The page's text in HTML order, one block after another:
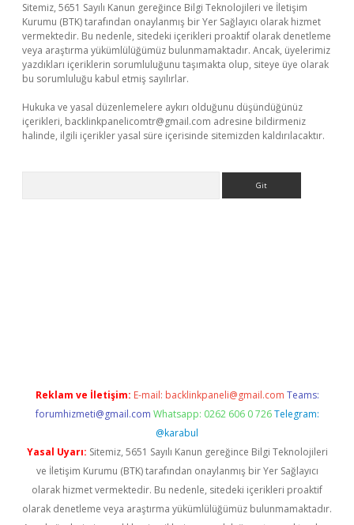
Sitemiz, 5651 Sayılı Kanun gereğince Bilgi Teknolojileri ve İletişim
Kurumu (BTK) tarafından onaylanmış bir Yer Sağlayıcı olarak hizmet
vermektedir. Bu nedenle, sitedeki içerikleri proaktif olarak denetleme
veya araştırma yükümlülüğümüz bulunmamaktadır. Ancak, üyelerimiz
yazdıkları içeriklerin sorumluluğunu taşımakta olup, siteye üye olarak
bu sorumluluğu kabul etmiş sayılırlar.
Hukuka ve yasal düzenlemelere aykırı olduğunu düşündüğünüz
içerikleri, backlinkpanelicomtr@gmail.com adresine bildirmeniz
halinde, ilgili içerikler yasal süre içerisinde sitemizden kaldırılacaktır.
Reklam ve İletişim: E-mail: backlinkpaneli@gmail.com Teams:
forumhizmeti@gmail.com Whatsapp: 0262 606 0 726 Telegram:
@karabul
Yasal Uyarı: Sitemiz, 5651 Sayılı Kanun gereğince Bilgi Teknolojileri
ve İletişim Kurumu (BTK) tarafından onaylanmış bir Yer Sağlayıcı
olarak hizmet vermektedir. Bu nedenle, sitedeki içerikleri proaktif
olarak denetleme veya araştırma yükümlülüğümüz bulunmamaktadır.